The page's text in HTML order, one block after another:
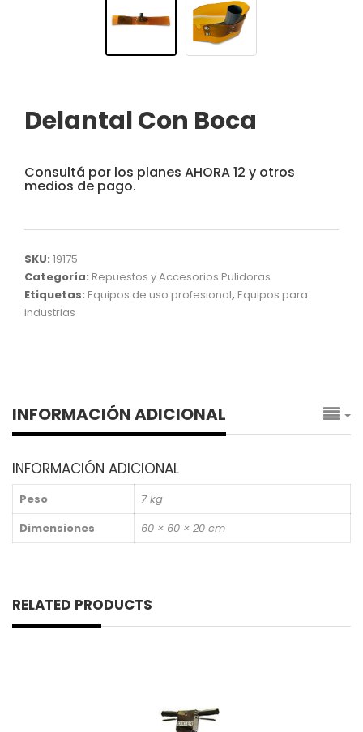
Delantal Con Boca
Consultá por los planes AHORA 12 y otros
medios de pago.
SKU: 19175
Categoría: Repuestos y Accesorios Pulidoras
Etiquetas: Equipos de uso profesional, Equipos para
industrias
INFORMACIÓN ADICIONAL
INFORMACIÓN ADICIONAL
Peso
7 kg
Dimensiones
60 × 60 × 20 cm
RELATED PRODUCTS